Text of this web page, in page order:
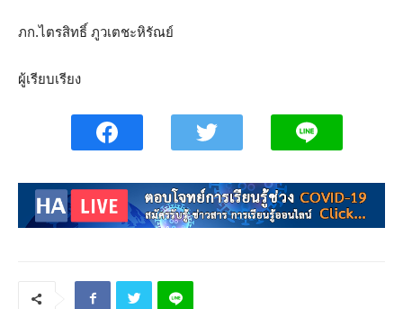
ภก.ไตรสิทธิ์ ภูวเตชะหิรัณย์
ผู้เรียบเรียง